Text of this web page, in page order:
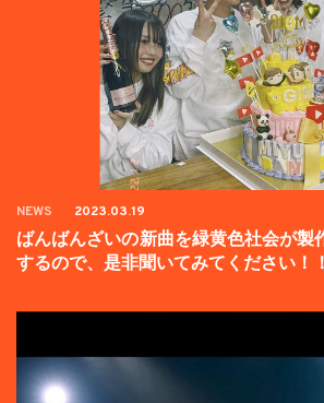
NEWS 2023.03.19
ばんばんざいの新曲を緑黄色社会が製
するので、是非聞いてみてください！！